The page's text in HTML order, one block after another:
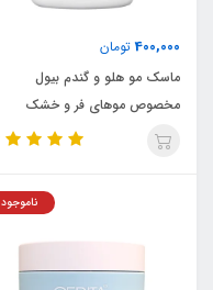
400,000تومان
ماسک مو هلو و گندم بیول
مخصوص موهای فر و خشک
ناموجود